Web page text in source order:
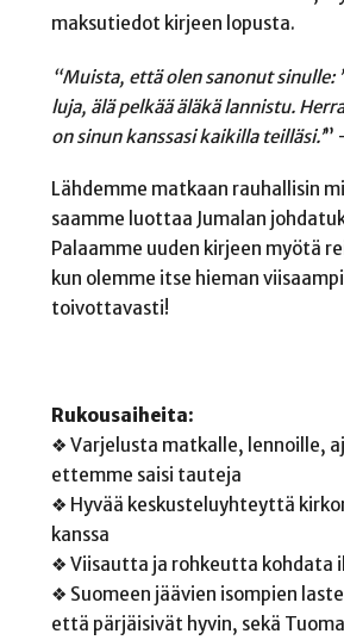
maksutiedot kirjeen lopusta.
“Muista, että olen sanonut sinulle:
luja, älä pelkää äläkä lannistu.
on sinun kanssasi kaikilla teilläsi.’”
Lähdemme matkaan rauhallisin
saamme luottaa Jumalan
Palaamme uuden kirjeen myötä
kun olemme itse hieman
toivottavasti!
Rukousaiheita:
❖ Varjelusta matkalle, lennoille,
ettemme saisi tauteja
❖ Hyvää keskusteluyhteyttä
kanssa
❖ Viisautta ja rohkeutta kohdata
❖ Suomeen jäävien isompien
että pärjäisivät hyvin, sekä